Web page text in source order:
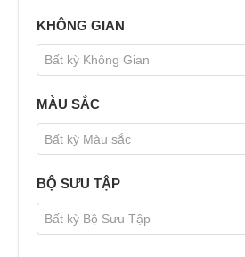
KHÔNG GIAN
Bất kỳ Không Gian
MÀU SẮC
Bất kỳ Màu sắc
BỘ SƯU TẬP
Bất kỳ Bộ Sưu Tập